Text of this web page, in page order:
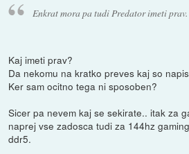
Enkrat mora pa tudi Predator imeti
Kaj imeti prav?
Da nekomu na kratko preves kaj so
Ker sam ocitno tega ni sposoben?
Sicer pa nevem kaj se sekirate.. itak za
naprej vse zadosca tudi za 144hz
ddr5.